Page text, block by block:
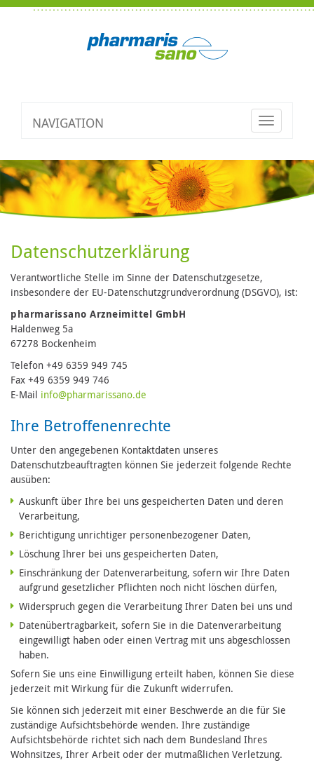
NAVIGATION
Toggle
Datenschutzerklärung
Verantwortliche Stelle im Sinne der Datenschutzgesetze,
insbesondere der EU-Datenschutzgrundverordnung (DSGVO), ist:
pharmarissano Arzneimittel GmbH
Haldenweg 5a
67278 Bockenheim
Telefon +49 6359 949 745
Fax +49 6359 949 746
E-Mail info@pharmarissano.de
Ihre Betroffenenrechte
Unter den angegebenen Kontaktdaten unseres
Datenschutzbeauftragten können Sie jederzeit folgende Rechte
ausüben:
Auskunft über Ihre bei uns gespeicherten Daten und deren
Verarbeitung,
Berichtigung unrichtiger personenbezogener Daten,
Löschung Ihrer bei uns gespeicherten Daten,
Einschränkung der Datenverarbeitung, sofern wir Ihre Daten
aufgrund gesetzlicher Pflichten noch nicht löschen dürfen,
Widerspruch gegen die Verarbeitung Ihrer Daten bei uns und
Datenübertragbarkeit, sofern Sie in die Datenverarbeitung
eingewilligt haben oder einen Vertrag mit uns abgeschlossen
haben.
Sofern Sie uns eine Einwilligung erteilt haben, können Sie diese
jederzeit mit Wirkung für die Zukunft widerrufen.
Sie können sich jederzeit mit einer Beschwerde an die für Sie
zuständige Aufsichtsbehörde wenden. Ihre zuständige
Aufsichtsbehörde richtet sich nach dem Bundesland Ihres
Wohnsitzes, Ihrer Arbeit oder der mutmaßlichen Verletzung.